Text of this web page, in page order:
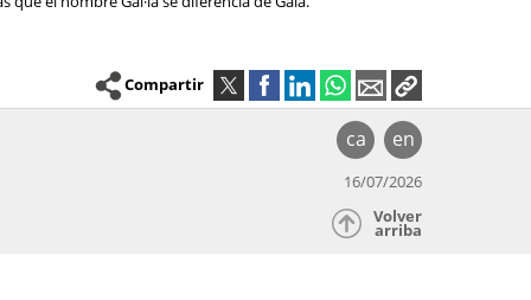
Compartir
ca en
16/07/2026
Volver
arriba